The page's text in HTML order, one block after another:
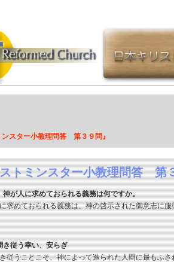
ンスター小教理問答 第３９問』
トミンスター小教理問答 第
が人に求めておられる義務は何ですか。
めておられる義務は、神の啓示された御意志に服
従う幸い、安らぎ
ことこそ、神によって造られた人間に最もふさ